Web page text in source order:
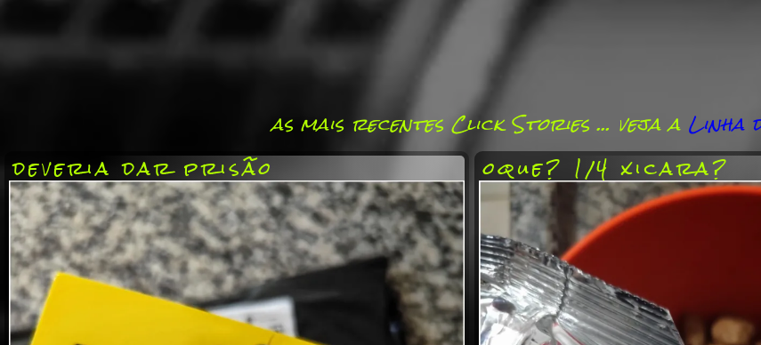
as mais recentes Click Stories … veja a Linha
deveria dar prisão oque? 1/4 xicara?